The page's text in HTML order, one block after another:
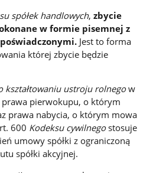
spółek handlowych,zbycie
w formie pisemnej z
Jest to forma
której zbycie będzie
kształtowaniu ustroju rolnegow
pierwokupu, o którym
prawa nabycia, o którym mowa
600 Kodeksu cywilnegostosuje
umowy spółki z ograniczoną
spółki akcyjnej.